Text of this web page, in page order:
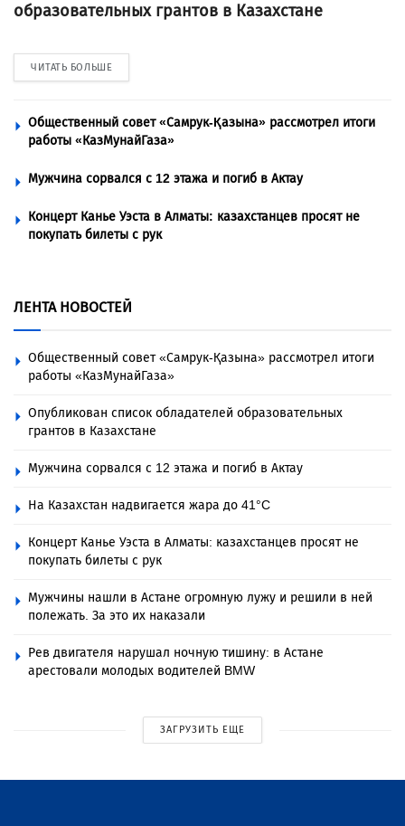
образовательных грантов в Казахстане
ЧИТАТЬ БОЛЬШЕ
Общественный совет «Самрук-Қазына» рассмотрел итоги
работы «КазМунайГаза»
Мужчина сорвался с 12 этажа и погиб в Актау
Концерт Канье Уэста в Алматы: казахстанцев просят не
покупать билеты с рук
ЛЕНТА НОВОСТЕЙ
Общественный совет «Самрук-Қазына» рассмотрел итоги
работы «КазМунайГаза»
Опубликован список обладателей образовательных
грантов в Казахстане
Мужчина сорвался с 12 этажа и погиб в Актау
На Казахстан надвигается жара до 41°C
Концерт Канье Уэста в Алматы: казахстанцев просят не
покупать билеты с рук
Мужчины нашли в Астане огромную лужу и решили в ней
полежать. За это их наказали
Рев двигателя нарушал ночную тишину: в Астане
арестовали молодых водителей BMW
ЗАГРУЗИТЬ ЕЩЕ